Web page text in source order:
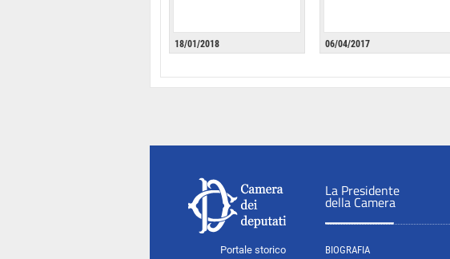
18/01/2018 06/04/2017
Portale storico
La Presidente
della Camera
BIOGRAFIA